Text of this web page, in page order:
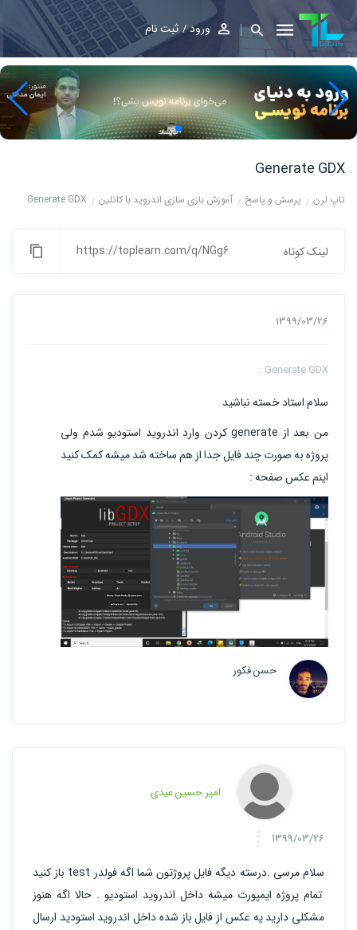
ورود ثبت نام
Generate GDX
تاپ لرن پرسش و پاسخ آموزش بازی سازی اندروید با کاتلین Generate GDX
لینک کوتاه https://toplearn.com/q/NGg6
1399/03/26
Generate GDX :
سلام استاد خسته نباشید
من بعد از generate کردن وارد اندروید استودیو شدم ولی
پروژه به صورت چند فایل جدا از هم ساخته شد میشه کمک کنید
اینم عکس صفحه :
حسن فکور
امیر حسین عیدی
1399/03/26
سلام مرسی .درسته دیگه فایل پروژتون شما اگه فولدر test باز کنید
تمام پروژه ایمپورت میشه داخل اندروید استودیو . حالا اگه هنوز
مشکلی دارید یه عکس از فایل باز شده داخل اندروید استودید ارسال